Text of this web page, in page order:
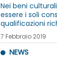
Nei beni
essere i soli
qualificazioni
esecuzione
chiarito
7 Febbraio 2019
NEWS